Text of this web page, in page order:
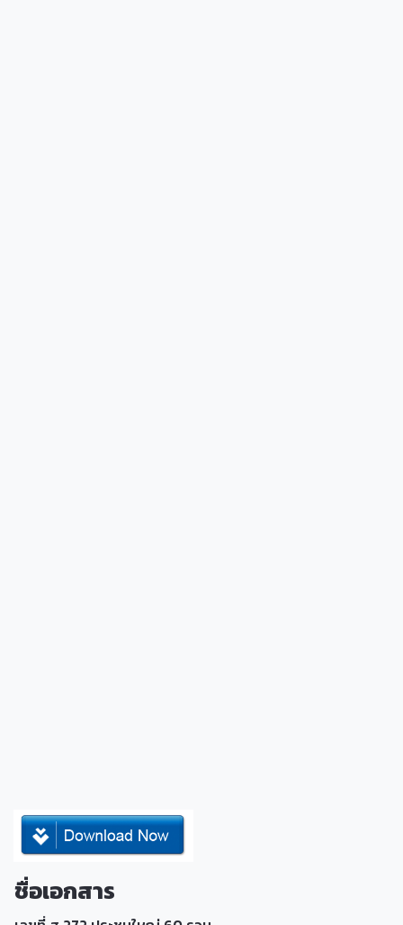
ชื่อเอกสาร